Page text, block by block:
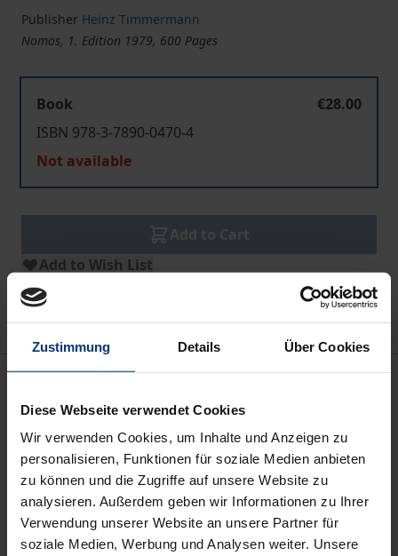
Zustimmung Details Über Cookies
Diese Webseite verwendet Cookies
Wir verwenden Cookies, um Inhalte und Anzeigen zu
personalisieren, Funktionen für soziale Medien anbieten
zu können und die Zugriffe auf unsere Website zu
analysieren. Außerdem geben wir Informationen zu Ihrer
Verwendung unserer Website an unsere Partner für
soziale Medien, Werbung und Analysen weiter. Unsere
Publisher Heinz Timmermann
Nomos, 1. Edition 1979, 600 Pages
Book
€28.00
ISBN 978-3-7890-0470-4
Not available
Add to Cart
Add to Wish List
Delivery cost notice
Bibliographical data
Edition
1
ISBN
978-3-7890-0470-4